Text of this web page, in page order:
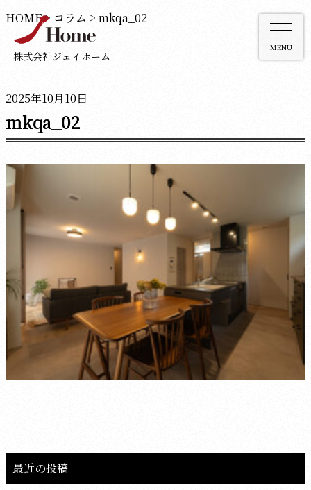
株式会社ジェイホーム
MENU
HOME> コラム > mkqa_02
2025年10月10日
mkqa_02
最近の投稿